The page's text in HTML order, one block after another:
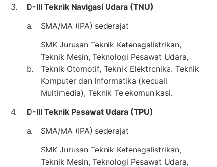
3.
D-III Teknik Navigasi Udara (TNU)
a.
SMA/MA (IPA) sederajat
b.
SMK Jurusan Teknik Ketenagalistrikan,
Teknik Mesin, Teknologi Pesawat Udara,
Teknik Otomotif, Teknik Elektronika. Teknik
Komputer dan Informatika (kecuali
Multimedia), Teknik Telekomunikasi.
4.
D-III Teknik Pesawat Udara (TPU)
a.
SMA/MA (IPA) sederajat
SMK Jurusan Teknik Ketenagalistrikan,
Teknik Mesin, Teknologi Pesawat Udara,